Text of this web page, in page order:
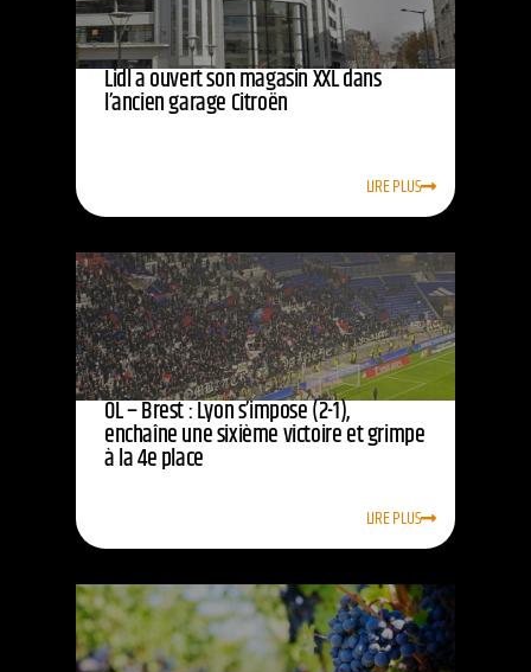
Lidl a ouvert son magasin XXL dans
l’ancien garage Citroën
LIRE PLUS
OL – Brest : Lyon s’impose (2-1),
enchaîne une sixième victoire et grimpe
à la 4e place
LIRE PLUS